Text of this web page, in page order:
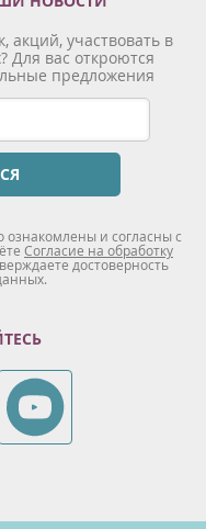
акций, участвовать в
Для вас откроются
предложения
ознакомлены и согласны с
Согласие на обработку
достоверность